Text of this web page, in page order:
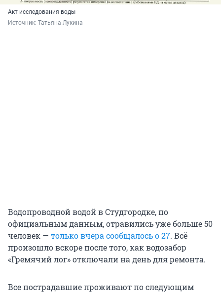
Акт исследования воды
Источник: Татьяна Лукина
Водопроводной водой в Студгородке, по
официальным данным, отравились уже больше 50
человек — только вчера сообщалось о 27. Всё
произошло вскоре после того, как водозабор
«Гремячий лог» отключали на день для ремонта.
Все пострадавшие проживают по следующим